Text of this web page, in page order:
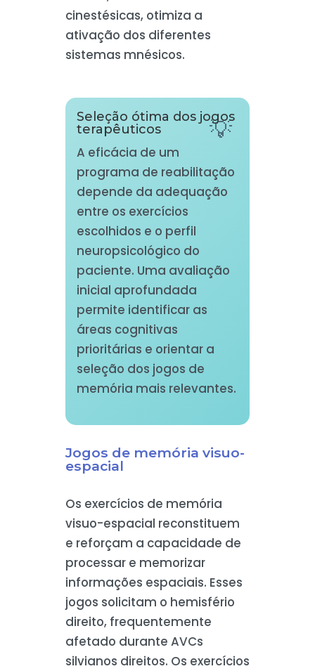
cinestésicas, otimiza a
ativação dos diferentes
sistemas mnésicos.
Seleção ótima dos jogos
terapêuticos
A eficácia de um
programa de reabilitação
depende da adequação
entre os exercícios
escolhidos e o perfil
neuropsicológico do
paciente. Uma avaliação
inicial aprofundada
permite identificar as
áreas cognitivas
prioritárias e orientar a
seleção dos jogos de
memória mais relevantes.
Jogos de memória visuo-
espacial
Os exercícios de memória
visuo-espacial reconstituem
e reforçam a capacidade de
processar e memorizar
informações espaciais. Esses
jogos solicitam o hemisfério
direito, frequentemente
afetado durante AVCs
silvianos direitos. Os exercícios